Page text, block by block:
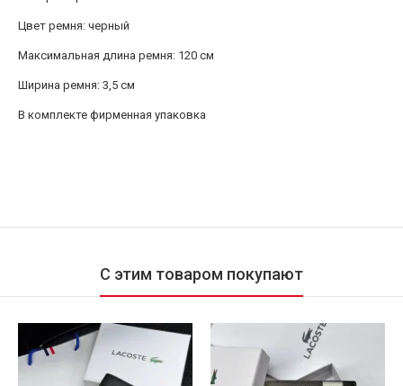
Цвет ремня: черный
Максимальная длина ремня: 120 см
Ширина ремня: 3,5 см
В комплекте фирменная упаковка
С этим товаром покупают